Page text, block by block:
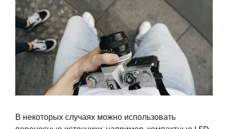
В некоторых случаях можно использовать